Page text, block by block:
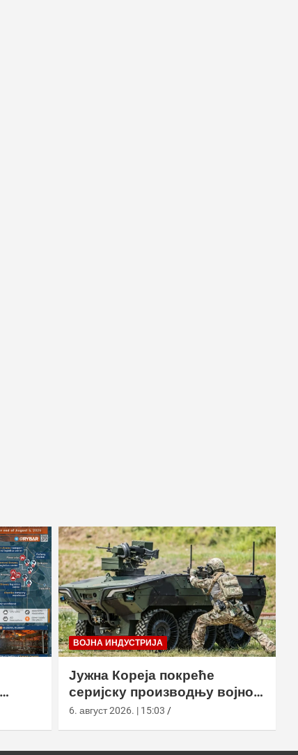
ВОЈНА ИНДУСТРИЈА
Јужна Кореја покреће
серијску производњу војног
робота Арион-СМЕТ
6. август 2026. | 15:03